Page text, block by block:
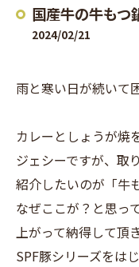
国産牛の牛もつ
2024/02/21
雨と寒い日が続いて
カレーとしょうが焼
ジェシーですが、取
紹介したいのが「牛
なぜここが？と思っ
上がって納得して頂
SPF豚シリーズをは